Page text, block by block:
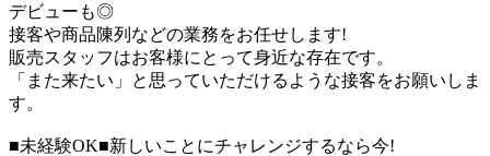
デビューも◎
接客や商品陳列などの業務をお任せします!
販売スタッフはお客様にとって身近な存在です。
「また来たい」と思っていただけるような接客をお願いしま
す。
■未経験OK■新しいことにチャレンジするなら今!